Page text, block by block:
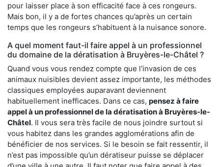
pour laisser place à son efficacité face à ces rongeurs.
Mais bon, il y a de fortes chances qu’après un certain
temps que les rongeurs s’habituent à la nuisance sonore.
A quel moment faut-il faire appel à un professionnel
du domaine de la dératisation à Bruyères-le-Châtel ?
Quand vous vous rendez compte que l’invasion de ces
animaux nuisibles devient assez importante, les méthodes
classiques employées auparavant deviennent
habituellement inefficaces. Dans ce cas, pensez à faire
appel à un professionnel de la dératisation à Bruyères-le-
Châtel. Il vous sera très facile de nous joindre surtout si
vous habitez dans les grandes agglomérations afin de
bénéficier de nos services. Si le besoin se fait ressentir, il
n’est pas impossible qu’un dératiseur puisse se déplacer